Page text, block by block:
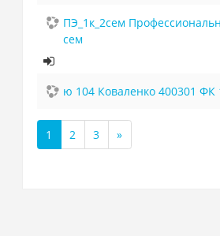
ПЭ_1к_2сем
сем
ю 104 Коваленко 400301 ФК
1
(текущая)
2 3
»
Далее